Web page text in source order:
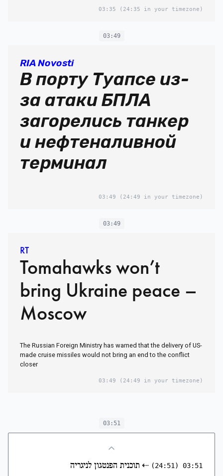
03:35 (24:35 in your timezone)
03:49
RIA Novosti
В порту Туапсе из-
за атаки БПЛА
загорелись танкер
и нефтеналивной
терминал
03:49 (24:49 in your timezone)
03:49
RT
Tomahawks won’t
bring Ukraine peace –
Moscow
The Russian Foreign Ministry has warned that the delivery of US-
made cruise missiles would not bring an end to the conflict
closer
03:49 (24:49 in your timezone)
03:51
03:51
(24:51)
⇠ תוכנית הפנטגון לניגריה